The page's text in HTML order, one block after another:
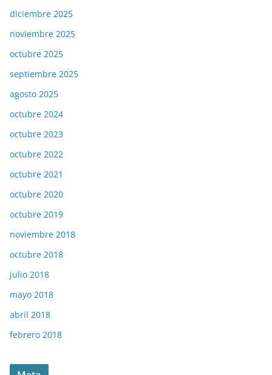
diciembre 2025
noviembre 2025
octubre 2025
septiembre 2025
agosto 2025
octubre 2024
octubre 2023
octubre 2022
octubre 2021
octubre 2020
octubre 2019
noviembre 2018
octubre 2018
julio 2018
mayo 2018
abril 2018
febrero 2018